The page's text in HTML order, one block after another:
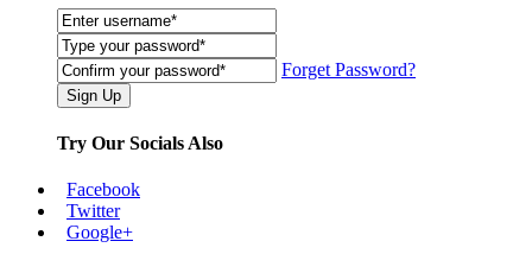
Forget Password?
Try Our Socials Also
Facebook
Twitter
Google+